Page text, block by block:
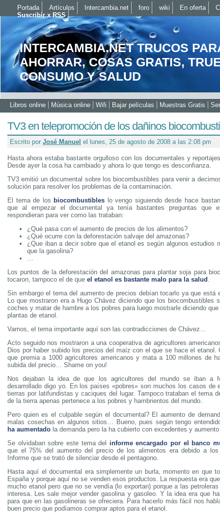
INTERCAMBIA.NET TRUCOS
AHORRAR, COSAS GRATIS,
CONSUMO Y SALUD
Libros online Música online Wifi Bajar películas Muestras Gratis
TV3 en telepromoción de los dañinos
Escrito por José Manuel el lunes, 25 de agosto de 2008 a las 2:08 pm
Hasta ahora estaba bastante orgulloso con los documentales y
Desde ayer la cosa ha cambiado y ahora lo que tengo es desconfianza.
TV3 emitió un documental sobre los biocombustibles para venir a
solución para resolver los problemas de la contaminación.
El tema de los biocombustibles lo vengo siguiendo desde hace
que al empezar el documental ya tenía bastantes preguntas que
respondieran para ver como las trataban:
¿Qué pasa con el aumento de precios de los alimentos?
¿Qué ocurre con la deforestación salvaje del amazonas?
¿Que iban a decir sobre que el etanol es según algunos estudios
que la gasolina?
…
Los puntos de la deforestación del amazonas para plantar soja para
tocaron, tampoco el de que el etanol es bastante malo para la salud .
Sin embargo el tema del aumento de precios debían tocarlo ya que está
Lo que mostraron era a Hugo Chávez diciendo que los biocombustibles
coches y matar de hambre a los pobres para luego mostrarle diciendo
plantas de etanol.
Vamos, el tema importante aquí son las contradicciones de Chávez…
Acto seguido nos mostraron a una cooperativa de agricultores
Dios por haber subido los precios del maíz con el que se hace el etanol.
que premia a 1000 agricultores americanos y mata a 100 millones de
subida del precio… Shame on you!
Nos dejaban la idea de que los agricultores del mundo se iban a
desarrollado digo yo. En los países «pobres» son muchos los casos de
tierras por latifundistas y caciques del lugar. Tampoco trataban el tema
de la tierra apenas pertenece a los pobres y hambrientos del mundo.
Pero quien es el culpable según el documental? El aumento de
malas cosechas en algunos sitios… Bueno, pues según tengo
ha aumentado la demanda pero la ha cubierto con excedentes y
Se olvidaban sobre este tema del informe encargado por el banco
que el 75% del aumento del precio de los alimentos era debido a los
Informe que se trató de silenciar desde el pentagono.
Hasta aquí el documental era simplemente un burla, momento en que
España y porque aquí no se venden esos productos. La respuesta era
mucho etanol pero que no se vendía (lo exportan) porque a las
interesa. Les sale mejor vender gasolina y gasoleo. Y la idea era que
para que en las gasolineras se ofreciera. Para hacerlo más fácil nos
buen precio que podíamos comprar aptos para el etanol.
Portada Artículos Intercambia.net foro wiki En oferta
Suscribir x RSS